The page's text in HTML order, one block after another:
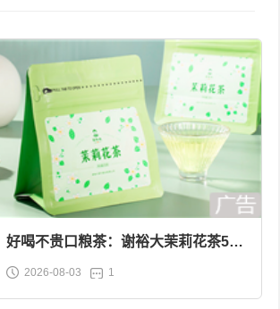
好喝不贵口粮茶：谢裕大茉莉花茶50g
袋装9.9元到手
2026-08-03 1